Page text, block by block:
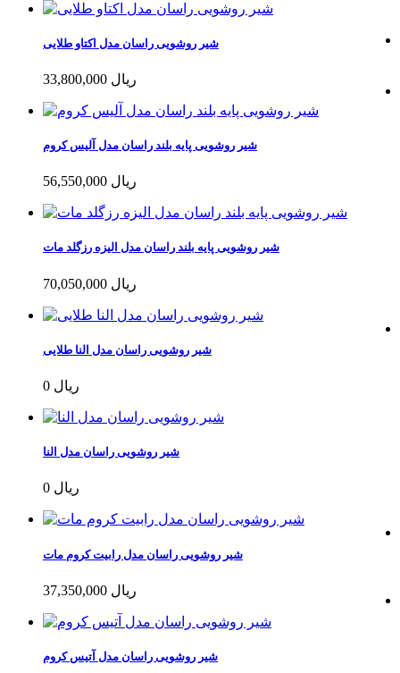
شیر روشویی راسان مدل اکتاو طلایی
33,800,000 ریال
شیر روشویی پایه بلند راسان مدل آلیس کروم
56,550,000 ریال
شیر روشویی پایه بلند راسان مدل الیزه رزگلد مات
70,050,000 ریال
شیر روشویی راسان مدل النا طلایی
0 ریال
شیر روشویی راسان مدل النا
0 ریال
شیر روشویی راسان مدل رابیت کروم مات
37,350,000 ریال
شیر روشویی راسان مدل آتیس کروم